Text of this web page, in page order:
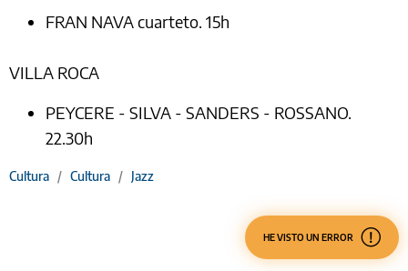
FRAN NAVA cuarteto. 15h
VILLA ROCA
PEYCERE - SILVA - SANDERS - ROSSANO.
22.30h
Cultura / Cultura / Jazz
HE VISTO UN ERROR